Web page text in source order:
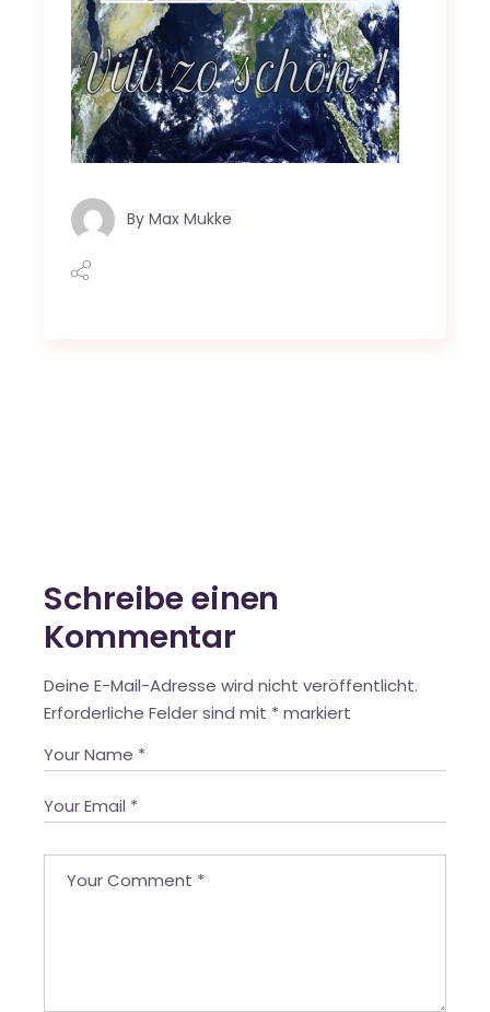
By Max Mukke
Schreibe einen
Kommentar
Deine E-Mail-Adresse wird nicht veröffentlicht.
Erforderliche Felder sind mit * markiert